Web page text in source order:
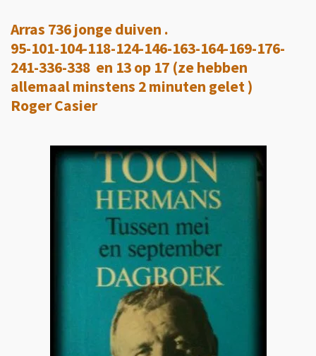
Arras 736 jonge duiven .
95-101-104-118-124-146-163-164-169-176-
241-336-338 en 13 op 17 (ze hebben
allemaal minstens 2 minuten gelet )
Roger Casier